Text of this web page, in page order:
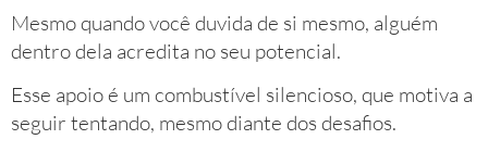
Mesmo quando você duvida de si mesmo, alguém
dentro dela acredita no seu potencial.
Esse apoio é um combustível silencioso, que motiva a
seguir tentando, mesmo diante dos desafios.